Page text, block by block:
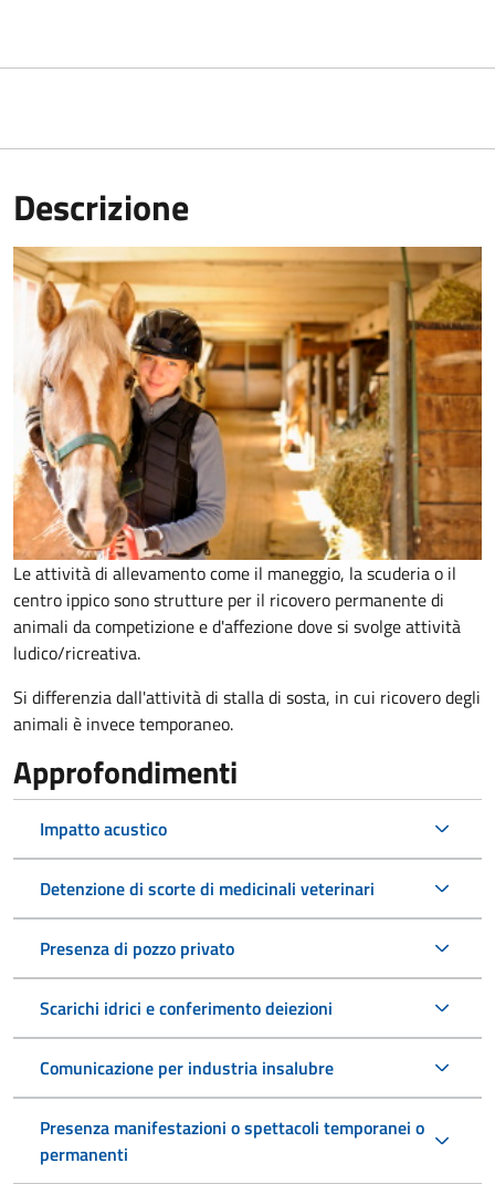
Descrizione
Le attività di allevamento come il maneggio, la scuderia o il
centro ippico sono strutture per il ricovero permanente di
animali da competizione e d'affezione dove si svolge attività
ludico/ricreativa.
Si differenzia dall'attività di stalla di sosta, in cui ricovero degli
animali è invece temporaneo.
Approfondimenti
Impatto acustico
Detenzione di scorte di medicinali veterinari
Presenza di pozzo privato
Scarichi idrici e conferimento deiezioni
Comunicazione per industria insalubre
Presenza manifestazioni o spettacoli temporanei o
permanenti